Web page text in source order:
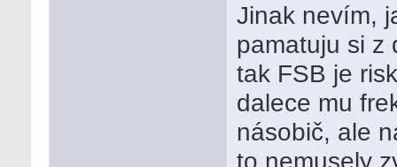
Jinak nevím,
pamatuju si z
tak FSB je
dalece mu
násobič, ale
to nemusely